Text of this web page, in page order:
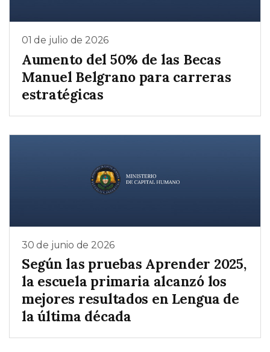
01 de julio de 2026
Aumento del 50% de las Becas
Manuel Belgrano para carreras
estratégicas
30 de junio de 2026
Según las pruebas Aprender 2025,
la escuela primaria alcanzó los
mejores resultados en Lengua de
la última década